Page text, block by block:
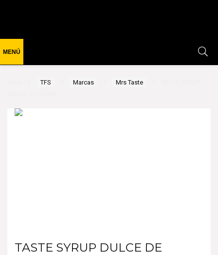
TFS Marcas Mrs Taste
TASTE SYRUP DULCE DE